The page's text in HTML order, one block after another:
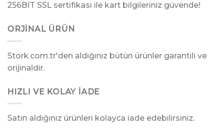
256BIT SSL sertifikası ile kart bilgileriniz güvende!
ORJINAL ÜRÜN
Stork.com.tr'den aldığınız bütün ürünler garantili ve
orijinaldir.
HIZLI VE KOLAY İADE
Satın aldığınız ürünleri kolayca iade edebilirsiniz.